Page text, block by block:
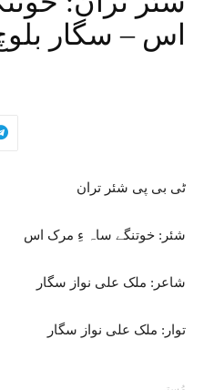
اس – سگار
ٹی بی پی شئر تران
شئر: خوتنگے ساہ ءِ مرک اس
شاعر: ملک علی نواز سگار
توار: ملک علی نواز سگار